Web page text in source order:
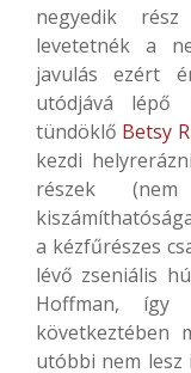
negyedik
levetetnék a
javulás ezért
utódjává lépő
tündöklő Betsy
kezdi
részek
a kézfűrészes
lévő zseniális
Hoffman, így
következtében
utóbbi nem lesz